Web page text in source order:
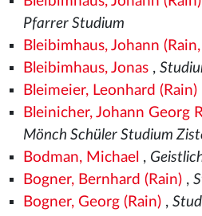
Pfarrer Studium
Bleibimhaus, Johann
Bleibimhaus, Jonas,
Bleimeier, Leonhard (Rain)
Bleinicher, Johann Georg
Mönch Schüler Studium
Bodman, Michael ,
Bogner, Bernhard (Rain),
Bogner, Georg (Rain),